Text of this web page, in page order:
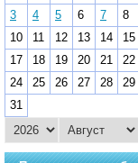
3
4 5 6 7 8
10
11 12 13 14 15
17
18 19 20 21 22
24
25 26 27 28 29
31